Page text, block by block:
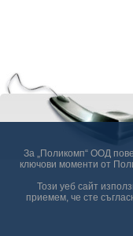
За „Поликомп“ ООД
ключови моменти от
Този уеб сайт
приемем, че сте